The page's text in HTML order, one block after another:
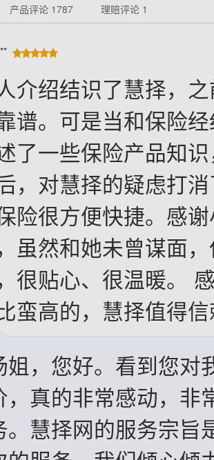
划算（21）
产品评论 1787 理赔评论 1

介绍结识了慧择，
谱。可是当和保险
了一些保险产品知
，对慧择的疑虑打
险很方便快捷。感
虽然和她未曾谋面
很贴心、很温暖。
蛮高的，慧择值得
姐，您好。看到您对
，真的非常感动，非
。慧择网的服务宗旨